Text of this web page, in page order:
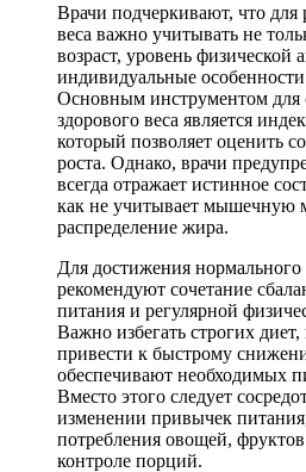
Врачи подчеркивают, что для
веса важно учитывать не
возраст, уровень физической
индивидуальные
Основным инструментом для
здорового веса является
который позволяет оценить
роста. Однако, врачи
всегда отражает истинное
как не учитывает мышечную
распределение жира.
Для достижения нормального
рекомендуют сочетание
питания и регулярной
Важно избегать строгих
привести к быстрому
обеспечивают необходимых
Вместо этого следует
изменении привычек
потребления овощей,
контроле порций.